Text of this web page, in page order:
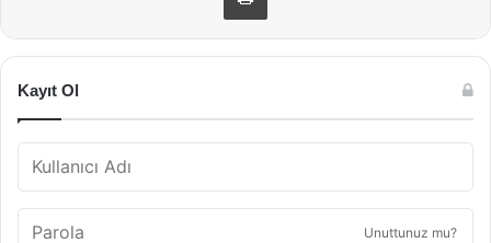
Kayıt Ol
Unuttunuz mu?